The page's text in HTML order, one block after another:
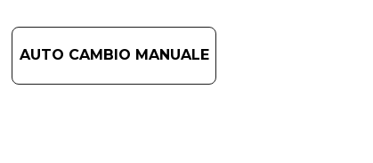
AUTO CAMBIO MANUALE